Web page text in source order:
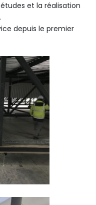
et la réalisation
depuis le premier